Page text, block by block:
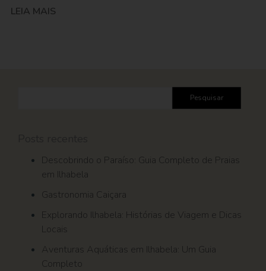
LEIA MAIS
Pesquisar
por:
Descobrindo o Paraíso: Guia Completo de Praias
em Ilhabela
Gastronomia Caiçara
Explorando Ilhabela: Histórias de Viagem e Dicas
Locais
Aventuras Aquáticas em Ilhabela: Um Guia
Completo